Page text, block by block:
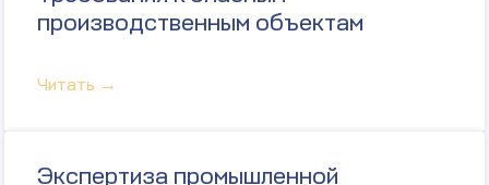
производственным объектам
Читать →
Экспертиза промышленной